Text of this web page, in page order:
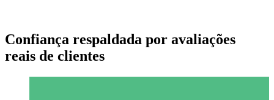
Confiança respaldada por avaliações
reais de clientes